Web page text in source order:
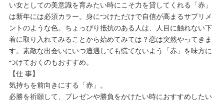
い女としての美意識を育みたい時にこそ力を貸してくれる「赤」
は新年には必須カラー。身につけただけで自信が高まるサプリメ
ントのような色。ちょっぴり抵抗のある人は、人目に触れない下
着に取り入れてみることから始めてみては？恋は突然やってきま
す。素敵な出会いにいつ遭遇しても慌てないよう「赤」を味方に
つけておくのもおすすめ。
【仕 事】
気持ちを前向きにする「赤」。
必勝を祈願して、プレゼンや勝負をかけたい時におすすめしたい